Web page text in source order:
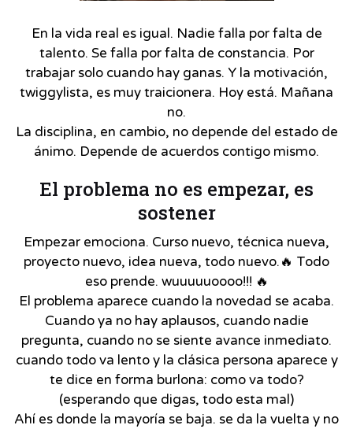
En la vida real es igual. Nadie falla por falta de
talento. Se falla por falta de constancia. Por
trabajar solo cuando hay ganas. Y la motivación,
twiggylista, es muy traicionera. Hoy está. Mañana
no.
La disciplina, en cambio, no depende del estado de
ánimo. Depende de acuerdos contigo mismo.
El problema no es empezar, es
sostener
Empezar emociona. Curso nuevo, técnica nueva,
proyecto nuevo, idea nueva, todo nuevo.🔥 Todo
eso prende. wuuuuuoooo!!! 🔥
El problema aparece cuando la novedad se acaba.
Cuando ya no hay aplausos, cuando nadie
pregunta, cuando no se siente avance inmediato.
cuando todo va lento y la clásica persona aparece y
te dice en forma burlona: como va todo?
(esperando que digas, todo esta mal)
Ahí es donde la mayoría se baja. se da la vuelta y no